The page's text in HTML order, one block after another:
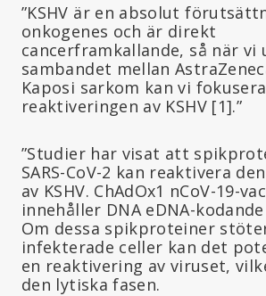
”KSHV är en absolut
onkogenes och är direkt
cancerframkallande, så när vi
sambandet mellan
Kaposi sarkom kan vi
reaktiveringen av KSHV [1].”
”Studier har visat att
SARS-CoV-2 kan reaktivera
av KSHV. ChAdOx1 nCoV-19-
innehåller DNA eDNA-
Om dessa spikproteiner
infekterade celler kan det
en reaktivering av viruset,
den lytiska fasen.